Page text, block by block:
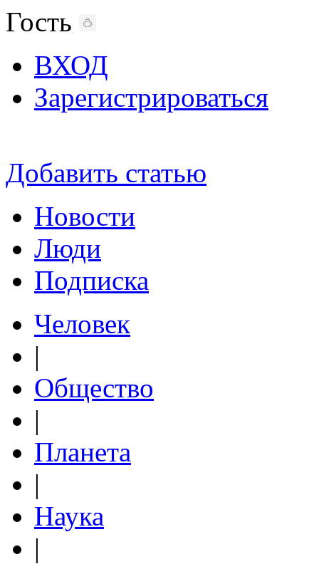
Гость
ВХОД
Зарегистрироваться
Добавить статью
Новости
Люди
Подписка
Человек
|
Общество
|
Планета
|
Наука
|